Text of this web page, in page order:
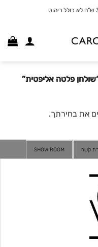
פלטה אליפטית”
את בחירתך.
קשר SHOW ROOM